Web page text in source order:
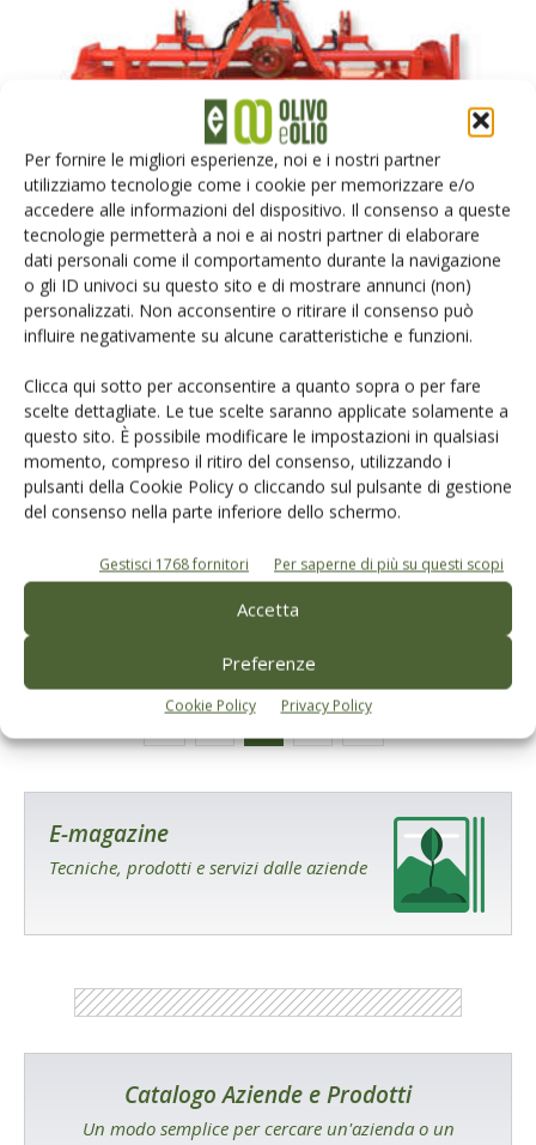
Per fornire le migliori esperienze, noi e i nostri partner
utilizziamo tecnologie come i cookie per memorizzare e/o
accedere alle informazioni del dispositivo. Il consenso a queste
tecnologie permetterà a noi e ai nostri partner di elaborare
dati personali come il comportamento durante la navigazione
o gli ID univoci su questo sito e di mostrare annunci (non)
personalizzati. Non acconsentire o ritirare il consenso può
influire negativamente su alcune caratteristiche e funzioni.
Clicca qui sotto per acconsentire a quanto sopra o per fare
scelte dettagliate. Le tue scelte saranno applicate solamente a
questo sito. È possibile modificare le impostazioni in qualsiasi
momento, compreso il ritiro del consenso, utilizzando i
pulsanti della Cookie Policy o cliccando sul pulsante di gestione
del consenso nella parte inferiore dello schermo.
Gestisci 1768 fornitori Per saperne di più su questi scopi
Accetta
Preferenze
Cookie Policy Privacy Policy
NOTIZIE DALLE AZIENDE
Sicma Spa – Lavorazione del terreno
DiRedazione Olivo e Olio 14 Gennaio 2019
NEWS
Oliveti ad altissima densità, se ne parla ad
Agrilevante
E-magazine
Tecniche, prodotti e servizi dalle aziende
Catalogo Aziende e Prodotti
Un modo semplice per cercare un'azienda o un